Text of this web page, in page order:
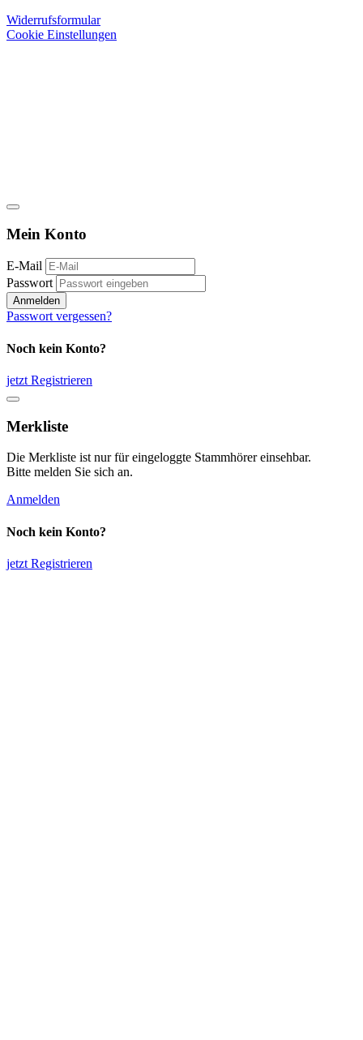
Widerrufsformular
Cookie Einstellungen
Mein Konto
E-Mail
Passwort
Anmelden
Passwort vergessen?
Noch kein Konto?
jetzt Registrieren
Merkliste
Die Merkliste ist nur für eingeloggte Stammhörer einsehbar.
Bitte melden Sie sich an.
Anmelden
Noch kein Konto?
jetzt Registrieren